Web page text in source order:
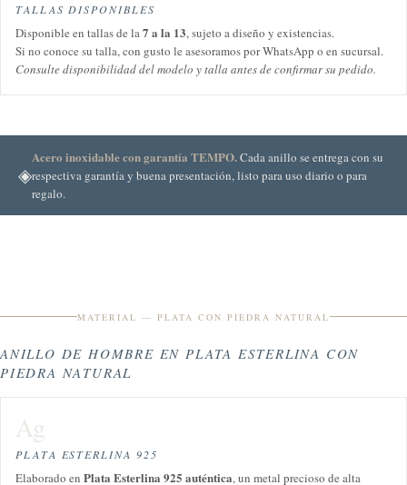
TALLAS DISPONIBLES
Disponible en tallas de la7 a la 13, sujeto a diseño y existencias.
Si no conoce su talla, con gusto le asesoramos por WhatsApp o en sucursal.
Consulte disponibilidad del modelo y talla antes de confirmar su pedido.
◈
Acero inoxidable con garantía TEMPO.Cada anillo se entrega con su
respectiva garantía y buena presentación, listo para uso diario o para
regalo.
MATERIAL — PLATA CON PIEDRA NATURAL
ANILLO DE HOMBRE EN PLATA ESTERLINA CON
PIEDRA NATURAL
Ag
PLATA ESTERLINA 925
Elaborado en Plata Esterlina 925 auténtica, un metal precioso de alta